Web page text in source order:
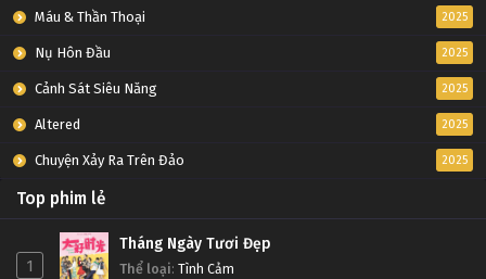
Máu & Thần Thoại 2025
Nụ Hôn Đầu 2025
Cảnh Sát Siêu Năng 2025
Altered 2025
Chuyện Xảy Ra Trên Đảo 2025
Top phim lẻ
1
Tháng Ngày Tươi Đẹp
Thể loại: Tình Cảm